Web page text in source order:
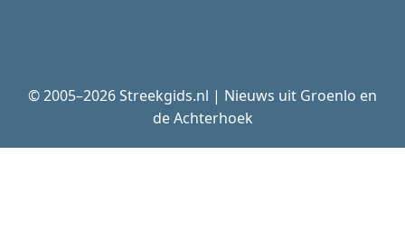
© 2005–2026 Streekgids.nl | Nieuws uit Groenlo en
de Achterhoek